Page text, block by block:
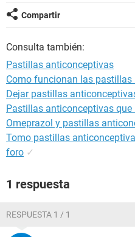
Compartir
Consulta también:
Pastillas anticonceptivas
Como funcionan las
Dejar pastillas
Pastillas anticonceptivas que
Omeprazol y pastillas
Tomo pastillas
foro ✓
1 respuesta
RESPUESTA 1 / 1